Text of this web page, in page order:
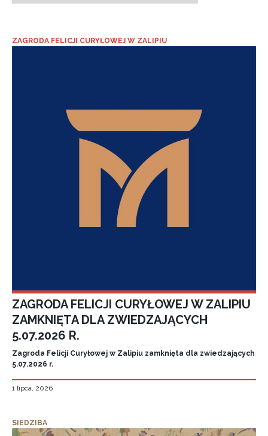
ZAGRODA FELICJI CURYŁOWEJ W ZALIPIU
ZAGRODA FELICJI CURYŁOWEJ W ZALIPIU
ZAMKNIĘTA DLA ZWIEDZAJĄCYCH
5.07.2026 R.
Zagroda Felicji Curyłowej w Zalipiu zamknięta dla zwiedzających
5.07.2026 r.
1 lipca, 2026
SIEDZIBA